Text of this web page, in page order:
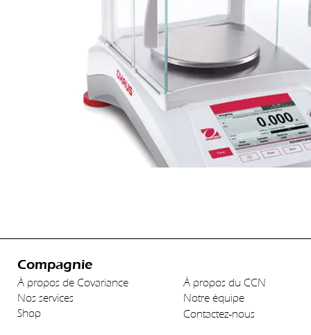
Compagnie
À propos de Covariance
Nos services
Shop
À propos du CCN
Notre équipe
Contactez-nous